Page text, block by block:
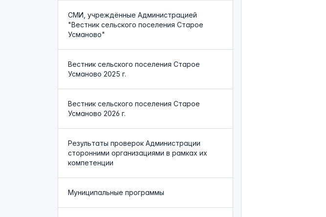
СМИ, учреждённые Администрацией
"Вестник сельского поселения Старое
Усманово"
Вестник сельского поселения Старое
Усманово 2025 г.
Вестник сельского поселения Старое
Усманово 2026 г.
Результаты проверок Администрации
сторонними организациями в рамках их
компетенции
Муниципальные программы